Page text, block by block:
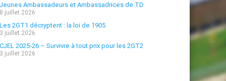
Ambassadeurs et Ambassadrices de TD
juillet 2026
2GT1 décryptent : la loi de 1905
juillet 2026
2025-26 – Survivre à tout prix pour les 2GT2
juillet 2026